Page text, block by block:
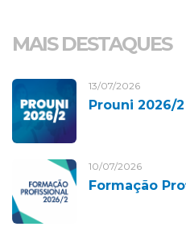
MAIS DESTAQUES
13/07/2026
Prouni 2026/2
10/07/2026
Formação